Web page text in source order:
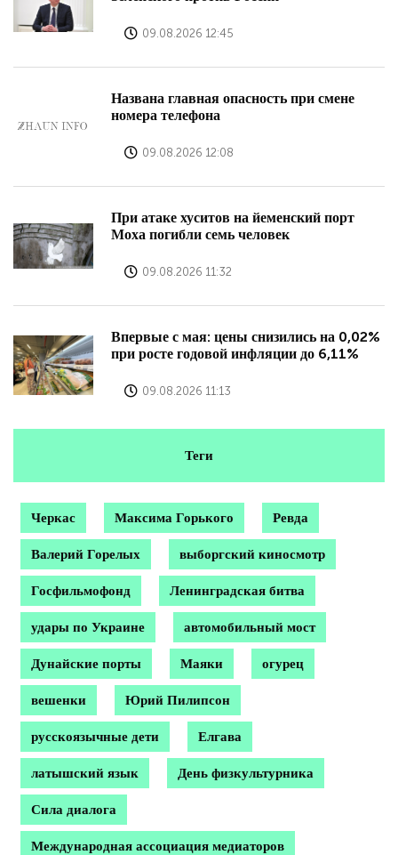
09.08.2026 12:45
Названа главная опасность при смене
номера телефона
09.08.2026 12:08
При атаке хуситов на йеменский порт
Моха погибли семь человек
09.08.2026 11:32
Впервые с мая: цены снизились на 0,02%
при росте годовой инфляции до 6,11%
09.08.2026 11:13
Теги
Черкас Максима Горького Ревда
Валерий Горелых выборгский киносмотр
Госфильмофонд Ленинградская битва
удары по Украине автомобильный мост
Дунайские порты Маяки огурец
вешенки Юрий Пилипсон
русскоязычные дети Елгава
латышский язык День физкультурника
Сила диалога
Международная ассоциация медиаторов